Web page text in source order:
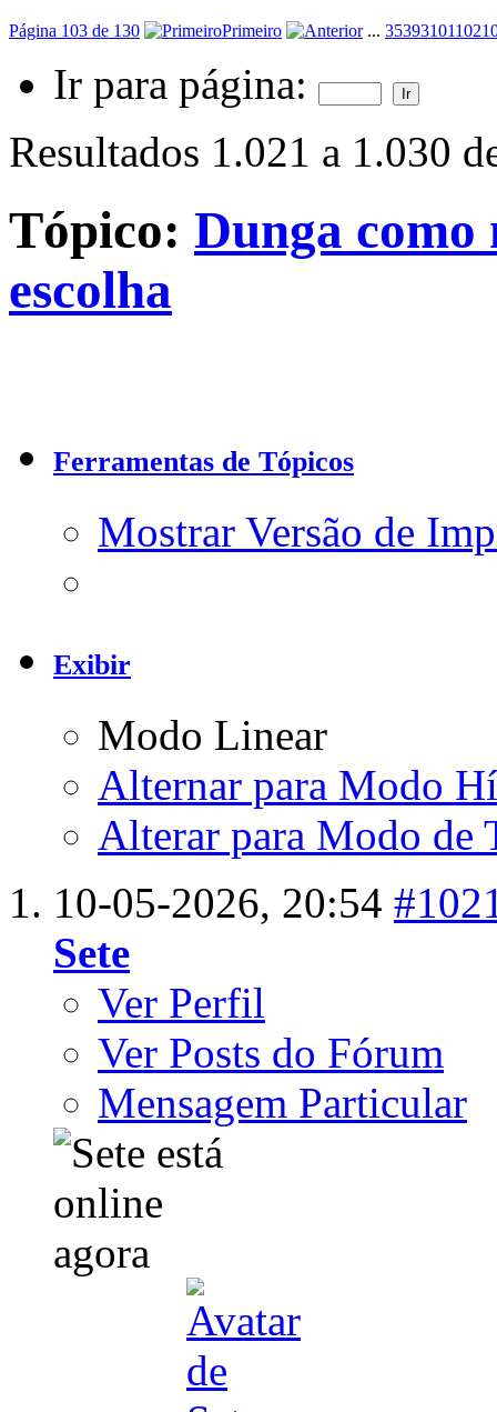
Página 103 de 130 Primeiro ... 35393101102
Ir para página:
Resultados 1.021 a 1.030
Tópico: Dunga como
escolha
Ferramentas de Tópicos
Mostrar Versão de
Exibir
Modo Linear
Alternar para Modo
Alterar para Modo de
10-05-2026, 20:54
Sete
Ver Perfil
Ver Posts do Fórum
Mensagem Particular